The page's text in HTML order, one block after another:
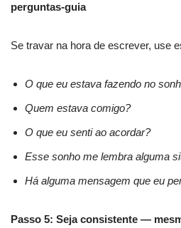
perguntas-guia
Se travar na hora de escrever, use
O que eu estava fazendo no
Quem estava comigo?
O que eu senti ao acordar?
Esse sonho me lembra alguma
Há alguma mensagem que eu
Passo 5: Seja consistente —